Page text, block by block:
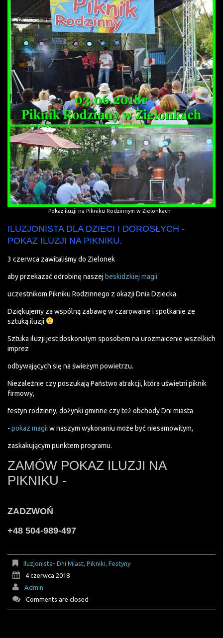
Pokaz iluzji na Pikniku Rodzinnym w Zielonkach
ILUZJONISTA DLA DZIECI I DOROSŁYCH -
POKAZ ILUZJI NA PIKNIKU.
3 czerwca zawitaliśmy do Zielonek
aby przekazać odrobinę naszej beskidzkiej magii
uczestnikom Pikniku Rodzinnego z okazji Dnia Dziecka.
Dziękujemy za wspólną zabawę w czarowanie i spotkanie ze
sztuką iluzji
Sztuka iluzji jest doskonałym sposobem na urozmaicenie wszelkich
imprez
odbywających się na świeżym powietrzu.
Niezależnie czy poszukają Państwo atrakcji, która uświetni piknik
firmowy,
festyn rodzinny, dożynki gminne czy też obchody Dni miasta
- pokaz magii w naszym wykonaniu może być niesamowitym,
zaskakującym punktem programu.
ZAMÓW POKAZ ILUZJI NA
PIKNIKU -
ZADZWOŃ
+48 504-989-497
Iluzjonista- Dni Miast, Pikniki, Festyny
4 czerwca 2018
Admin
Comments are closed